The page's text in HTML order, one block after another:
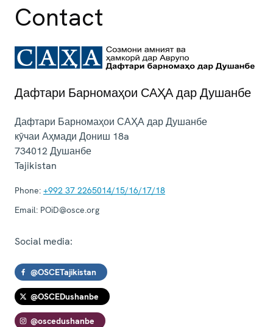
Contact
Дафтари Барномаҳои САҲА дар Душанбе
Дафтари Барномаҳои САҲА дар Душанбе
кӯчаи Аҳмади Дониш 18a
734012Душанбе
Tajikistan
Phone: +992 37 2265014/15/16/17/18
Email: POiD@osce.org
Social media:
@OSCETajikistan
@OSCEDushanbe
@oscedushanbe